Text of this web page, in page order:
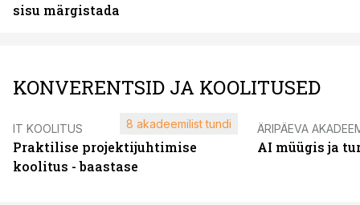
sisu märgistada
KONVERENTSID JA KOOLITUSED
IT KOOLITUS
Praktilise projektijuhtimise
koolitus - baastase
8 akadeemilist tundi ÄRIPÄEVA
AI müügis ja